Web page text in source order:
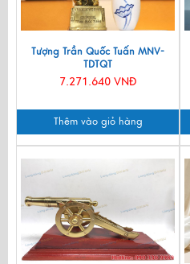
Tượng Trần Quốc Tuấn MNV-
TDTQT
7.271.640 VNĐ
Thêm vào giỏ hàng